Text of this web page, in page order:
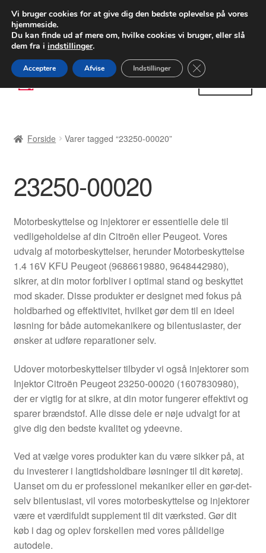
LEVERING fra 55 kr.
FEDEX verdensomspændende forsendelse
80 82 72 02
Spring
til
Spring
til
Betalinger
Kasse
Klageprocedure
Kontakte
Kurv
Levering
Min Konto
Om os
Privatlivspolitik
Vilkår og betingelser
Forside Varer tagged “23250-00020”
23250-00020
Motorbeskyttelse og injektorer er essentielle dele til
vedligeholdelse af din Citroën eller Peugeot. Vores
udvalg af motorbeskyttelser, herunder Motorbeskyttelse
1.4 16V KFU Peugeot (9686619880, 9648442980),
sikrer, at din motor forbliver i optimal stand og beskyttet
mod skader. Disse produkter er designet med fokus på
holdbarhed og effektivitet, hvilket gør dem til en ideel
løsning for både automekanikere og bilentusiaster, der
ønsker at udføre reparationer selv.
Udover motorbeskyttelser tilbyder vi også injektorer som
Injektor Citroën Peugeot 23250-00020 (1607830980),
der er vigtig for at sikre, at din motor fungerer effektivt og
sparer brændstof. Alle disse dele er nøje udvalgt for at
give dig den bedste kvalitet og ydeevne.
Ved at vælge vores produkter kan du være sikker på, at
du investerer i langtidsholdbare løsninger til dit køretøj.
Uanset om du er professionel mekaniker eller en gør-det-
selv bilentusiast, vil vores motorbeskyttelse og injektorer
være et værdifuldt supplement til dit værksted. Gør dit
køb i dag og oplev forskellen med vores pålidelige
autodele.
Vi bruger cookies for at give dig den bedste oplevelse på vores
hjemmeside.
Du kan finde ud af mere om, hvilke cookies vi bruger, eller slå
dem fra i indstillinger.
Acceptere Afvise Indstillinger Close GDPR